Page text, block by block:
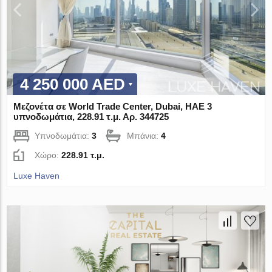
4 250 000 AED
Μεζονέτα σε World Trade Center, Dubai, ΗΑΕ 3
υπνοδωμάτια, 228.91 τ.μ. Αρ. 344725
Υπνοδωμάτια:3 Μπάνια:4
Χώρο:228.91 τ.μ.
Luxe Haven